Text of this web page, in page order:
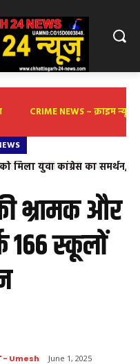
CRIME NEWS – क्राइम न्यूज़
मिला युवा कांग्रेस का समर्थन,
भ्रामक और
166 स्कूलों
Umesh June 1, 2025